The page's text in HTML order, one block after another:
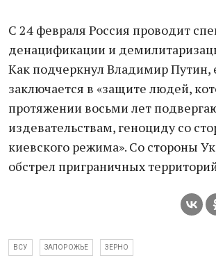
С 24 февраля Россия проводит
денацификации и
Как подчеркнул Владимир Путин,
заключается в «защите людей,
протяжении восьми лет
издевательствам, геноциду со
киевского режима». Со стороны
обстрел приграничных
ВСУ ЗАПОРОЖЬЕ ЗЕРНО